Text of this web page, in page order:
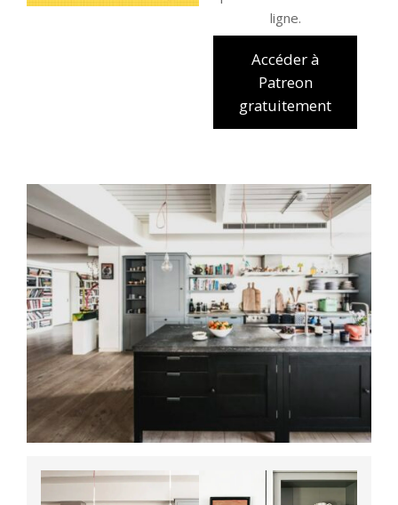
ligne.
Accéder à
Patreon
gratuitement